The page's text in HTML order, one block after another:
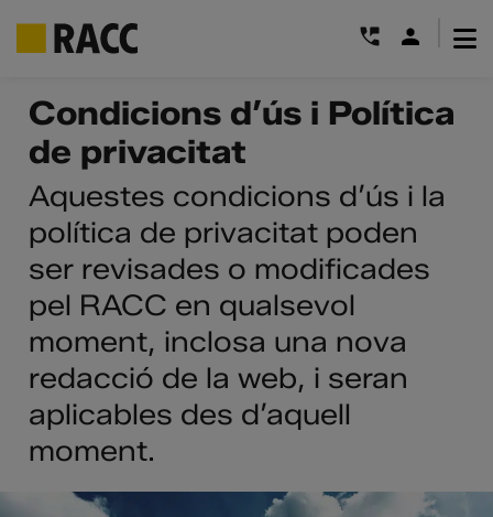
content
Condicions d’ús i Política
de privacitat
Aquestes condicions d’ús i la
política de privacitat poden
ser revisades o modificades
pel RACC en qualsevol
moment, inclosa una nova
redacció de la web, i seran
aplicables des d’aquell
moment.